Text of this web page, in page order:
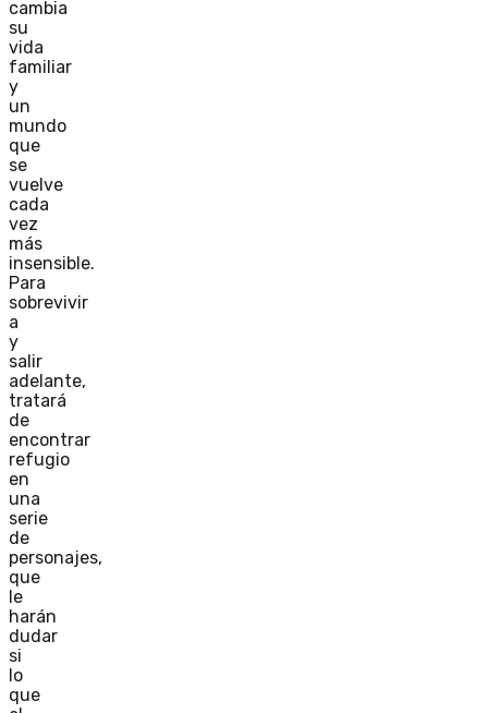
cambia
su
vida
familiar
y
un
mundo
que
se
vuelve
cada
vez
más
insensible.
Para
sobrevivir
a
y
salir
adelante,
tratará
de
encontrar
refugio
en
una
serie
de
personajes,
que
le
harán
dudar
si
lo
que